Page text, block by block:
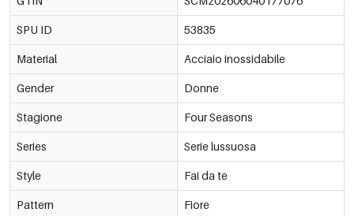
SPU ID 53835
Material Acciaio inossidabile
Gender Donne
Stagione Four Seasons
Series Serie lussuosa
Style Fai da te
Pattern Fiore